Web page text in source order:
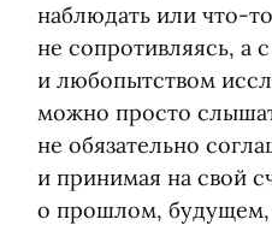
наблюдать или что-
не сопротивляясь, а
и любопытством
можно просто
не обязательно
и принимая на свой
о прошлом,